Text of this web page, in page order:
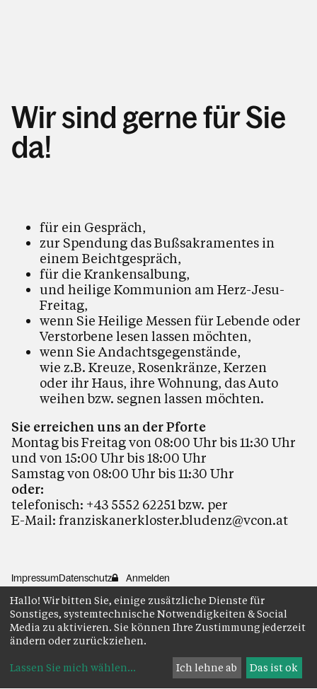
Wir sind gerne für Sie
da!
für ein Gespräch,
zur Spendung das Bußsakramentes in
einem Beichtgespräch,
für die Krankensalbung,
und heilige Kommunion am Herz-Jesu-
Freitag,
wenn Sie Heilige Messen für Lebende oder
Verstorbene lesen lassen möchten,
wenn Sie Andachtsgegenstände,
wie z.B. Kreuze, Rosenkränze, Kerzen
oder ihr Haus, ihre Wohnung, das Auto
weihen bzw. segnen lassen möchten.
Sie erreichen uns an der Pforte
Montag bis Freitag von 08:00 Uhr bis 11:30 Uhr
und von 15:00 Uhr bis 18:00 Uhr
Samstag von 08:00 Uhr bis 11:30 Uhr
oder:
telefonisch: +43 5552 62251 bzw. per
E-Mail: franziskanerkloster.bludenz@vcon.at
ImpressumDatenschutz Anmelden
Hallo! Wir bitten Sie, einige zusätzliche Dienste für
Sonstiges, systemtechnische Notwendigkeiten & Social
Media zu aktivieren. Sie können Ihre Zustimmung jederzeit
ändern oder zurückziehen.
Lassen Sie mich wählen... Ich lehne ab Das ist ok